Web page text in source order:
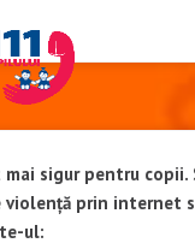
sigur pentru copii.
violență prin internet
ul: